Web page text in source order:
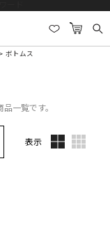
ボトムス
一覧です。
表示